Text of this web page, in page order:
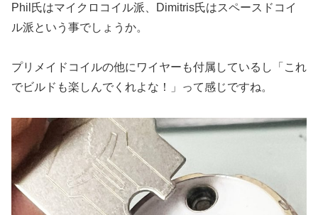
Phil氏はマイクロコイル派、Dimitris氏はスペースドコイ
ル派という事でしょうか。
プリメイドコイルの他にワイヤーも付属しているし「これ
でビルドも楽しんでくれよな！」って感じですね。